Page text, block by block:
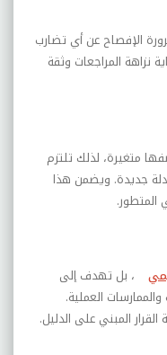
الإفصاح عن أي تضارب
نزاهة المراجعات وثقة
متغيرة، لذلك تلتزم
جديدة. ويضمن هذا
المتطور.
، بل تهدف إلى
العملية.
المبني على الدليل.